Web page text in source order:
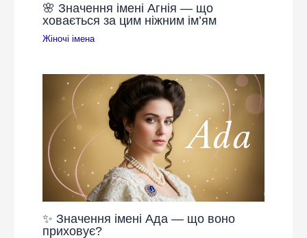
🌸 Значення імені Агнія — що
ховається за цим ніжним ім’ям
Жіночі імена
✨ Значення імені Ада — що воно
приховує?